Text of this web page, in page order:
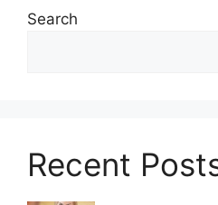
Search
Recent